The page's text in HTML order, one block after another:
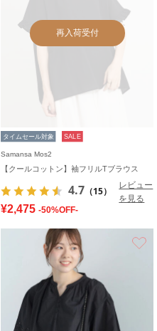
再入荷受付
タイムセール対象 SALE
Samansa Mos2
【クールコットン】袖フリルTブラウス
4.7 （15）
レビュー
を見る
¥2,475 -50%OFF-